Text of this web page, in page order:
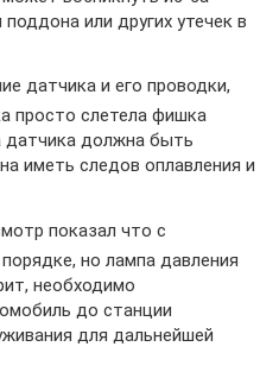
или других утечек в
датчика и его проводки,
просто слетела фишка
датчика должна быть
иметь следов оплавления и
показал что с
но лампа давления
необходимо
до станции
для дальнейшей